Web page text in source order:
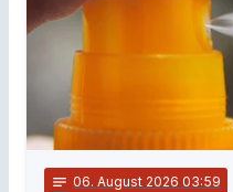
notes 06. August 2026 03:59